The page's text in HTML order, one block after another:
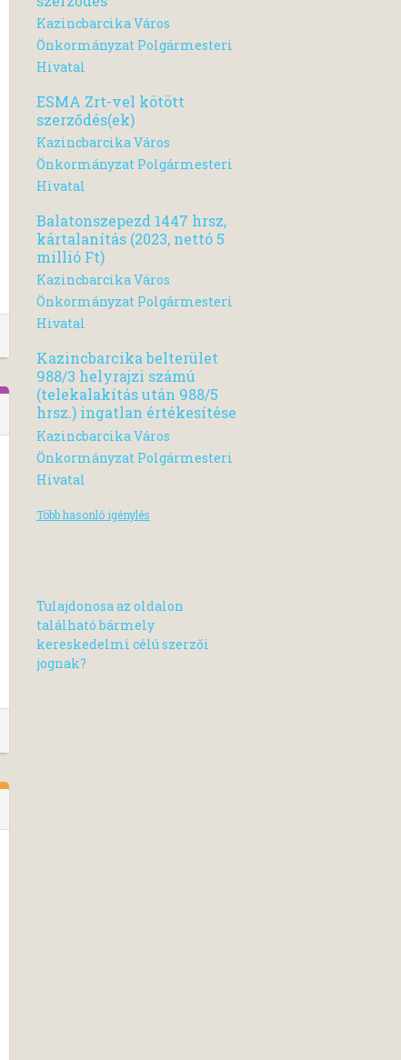
Kazincbarcika Város
Önkormányzat Polgármesteri
Hivatal
ESMA Zrt-vel kötött
szerződés(ek)
Kazincbarcika Város
Önkormányzat Polgármesteri
Hivatal
Balatonszepezd 1447 hrsz,
kártalanítás (2023, nettó 5
millió Ft)
Kazincbarcika Város
Önkormányzat Polgármesteri
Hivatal
Kazincbarcika belterület
988/3 helyrajzi számú
(telekalakítás után 988/5
hrsz.) ingatlan értékesítése
Kazincbarcika Város
Önkormányzat Polgármesteri
Hivatal
Több hasonló igénylés
Tulajdonosa az oldalon
található bármely
kereskedelmi célú szerzői
jognak?